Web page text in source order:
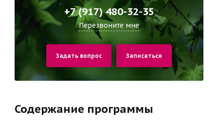
+7 (917) 480-32-35
Перезвоните мне
Задать вопрос Записаться
Содержание программы